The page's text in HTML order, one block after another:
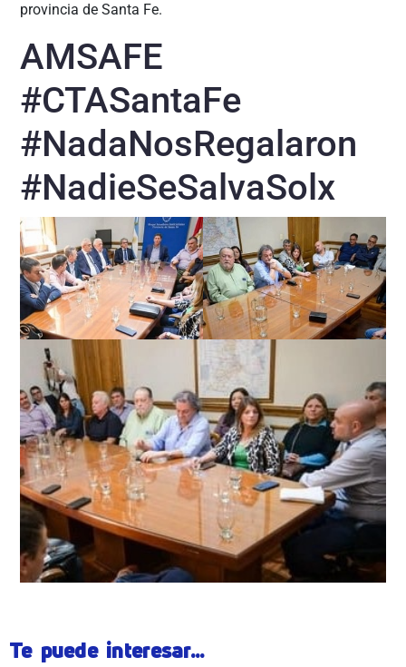
provincia de Santa Fe.
AMSAFE
#CTASantaFe
#NadaNosRegalaron
#NadieSeSalvaSolx
Te puede interesar...